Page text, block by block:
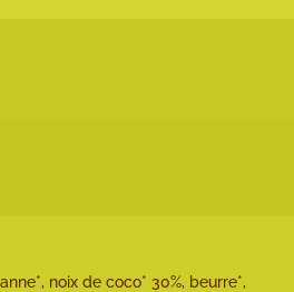
noix de coco* 30%, beurre*,